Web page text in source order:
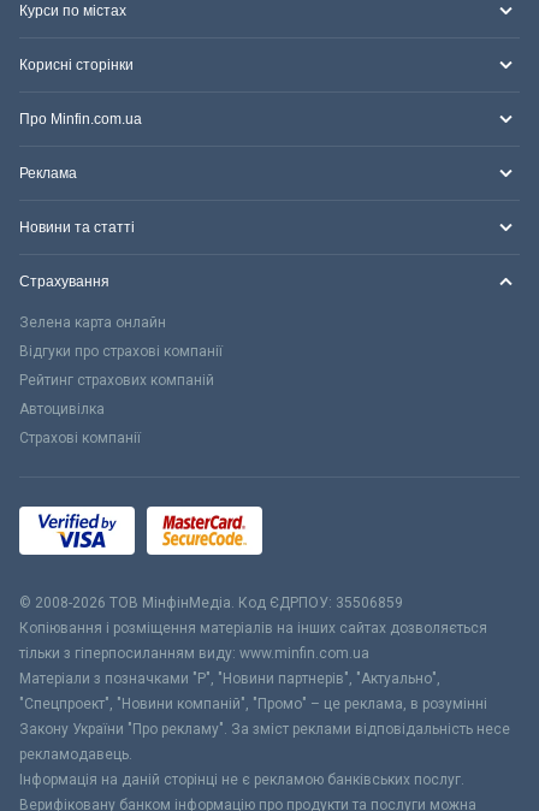
Курси по містах
Корисні сторінки
Про Minfin.com.ua
Реклама
Новини та статті
Страхування
Зелена карта онлайн
Відгуки про страхові компанії
Рейтинг страхових компаній
Автоцивілка
Страхові компанії
© 2008-2026 ТОВ МiнфiнМедiа. Код ЄДРПОУ: 35506859
Копіювання і розміщення матеріалів на інших сайтах дозволяється
тільки з гіперпосиланням виду: www.minfin.com.ua
Матеріали з позначками "Р", "Новини партнерів", "Актуально",
"Спецпроект", "Новини компаній", "Промо" – це реклама, в розумінні
Закону України "Про рекламу". За зміст реклами відповідальність несе
рекламодавець.
Інформація на даній сторінці не є рекламою банківських послуг.
Верифіковану банком інформацію про продукти та послуги можна